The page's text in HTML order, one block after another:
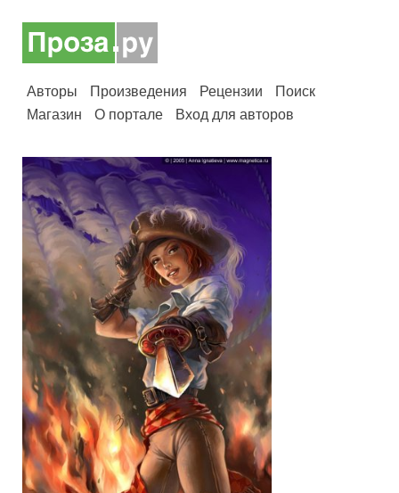
Авторы Произведения Рецензии
Поиск
Магазин
О портале Вход для авторов